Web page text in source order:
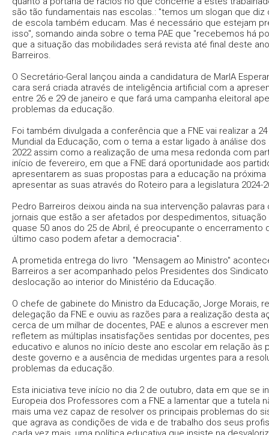
são tão fundamentais nas escolas.: "temos um slogan que diz
de escola também educam. Mas é necessário que estejam
isso", somando ainda sobre o tema PAE que "recebemos há
que a situação das mobilidades será revista até final deste
Barreiros.
O Secretário-Geral lançou ainda a candidatura de MarIA
cara será criada através de inteligência artificial com a
entre 26 e 29 de janeiro e que fará uma campanha eleitoral
problemas da educação.
Foi também divulgada a conferência que a FNE vai realizar a
Mundial da Educação, com o tema a estar ligado à análise
2022 assim como a realização de uma mesa redonda com
início de fevereiro, em que a FNE dará oportunidade aos
apresentarem as suas propostas para a educação na próxima
apresentar as suas através do Roteiro para a legislatura 2024-
Pedro Barreiros deixou ainda na sua intervenção palavras
jornais que estão a ser afetados por despedimentos,
quase 50 anos do 25 de Abril, é preocupante o encerramento
último caso podem afetar a democracia".
A prometida entrega do livro "Mensagem ao Ministro"
Barreiros a ser acompanhado pelos Presidentes dos
deslocação ao interior do Ministério da Educação.
O chefe de gabinete do Ministro da Educação, Jorge Morais,
delegação da FNE e ouviu as razões para a realização desta
cerca de um milhar de docentes, PAE e alunos a escrever
refletem as múltiplas insatisfações sentidas por docentes,
educativo e alunos no início deste ano escolar em relação às
deste governo e a ausência de medidas urgentes para a
problemas da educação.
Esta iniciativa teve início no dia 2 de outubro, data em que se
Europeia dos Professores com a FNE a lamentar que a tutela
mais uma vez capaz de resolver os principais problemas do
que agrava as condições de vida e de trabalho dos seus